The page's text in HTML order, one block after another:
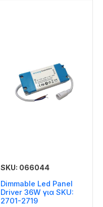
SKU: 066044
Dimmable Led Panel
Driver 36W για SKU:
2701-2719